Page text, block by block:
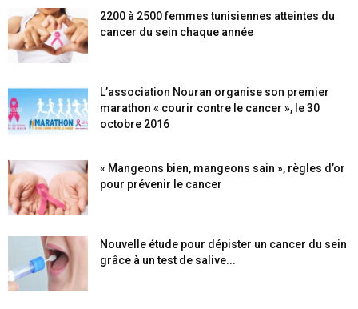
2200 à 2500 femmes tunisiennes atteintes du
cancer du sein chaque année
L’association Nouran organise son premier
marathon « courir contre le cancer », le 30
octobre 2016
« Mangeons bien, mangeons sain », règles d’or
pour prévenir le cancer
Nouvelle étude pour dépister un cancer du sein
grâce à un test de salive...